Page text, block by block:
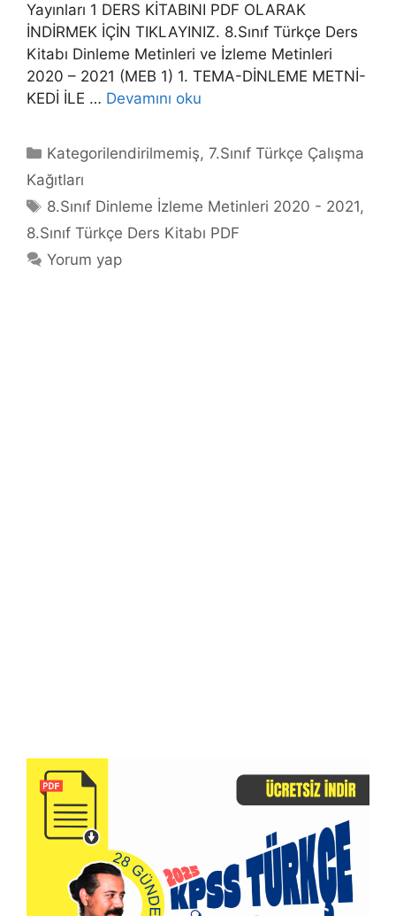
Yayınları 1 DERS KİTABINI PDF OLARAK
İNDİRMEK İÇİN TIKLAYINIZ. 8.Sınıf Türkçe Ders
Kitabı Dinleme Metinleri ve İzleme Metinleri
2020 – 2021 (MEB 1) 1. TEMA-DİNLEME METNİ-
KEDİ İLE … Devamını oku
Kategoriler
Kategorilendirilmemiş,7.Sınıf Türkçe Çalışma
Kağıtları
Etiketler
8.Sınıf Dinleme İzleme Metinleri 2020 - 2021,
8.Sınıf Türkçe Ders Kitabı PDF
Yorum yap